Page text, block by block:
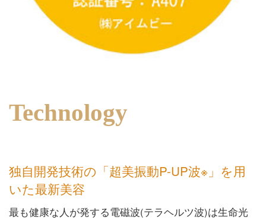
Technology
独自開発技術の「超美振動P-UP波※」を用
いた最新美容
最も健康な人が発する電磁波(テラヘルツ波)は生命光